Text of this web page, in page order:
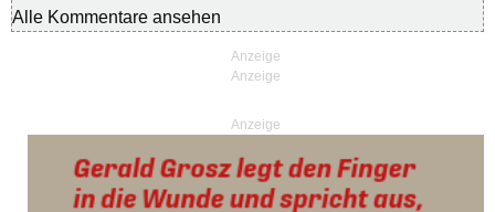
Alle Kommentare ansehen
Anzeige